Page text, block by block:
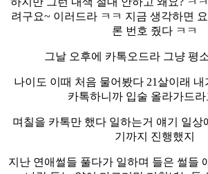
려구요~ 이러드라 ㅋㅋ 지금 생각하면
론 번호 줬다 ㅋㅋ
그날 오후에 카톡오드라 그냥 평
나이도 이때 처음 물어봤다 21살이래 내
카톡하니까 입술 올라가드라
며칠을 카톡만 했다 일하는거 얘기 일상
기까지 진행했지
지난 연애썰들 풀다가 일하며 들은 썰들